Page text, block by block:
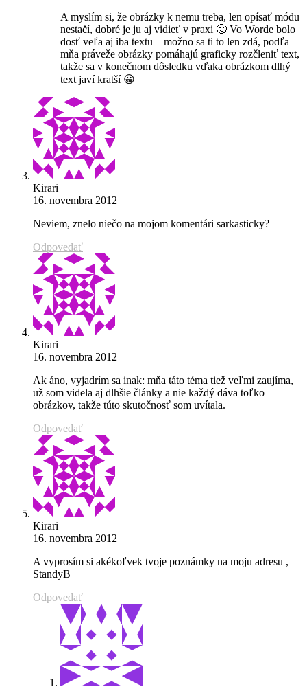
A myslím si, že obrázky k nemu treba, len opísať módu
nestačí, dobré je ju aj vidieť v praxi 🙂 Vo Worde bolo
dosť veľa aj iba textu – možno sa ti to len zdá, podľa
mňa práveže obrázky pomáhajú graficky rozčleniť text,
takže sa v konečnom dôsledku vďaka obrázkom dlhý
text javí kratší 😀
Kirari
16. novembra 2012
Neviem, znelo niečo na mojom komentári sarkasticky?
Odpovedať
Kirari
16. novembra 2012
Ak áno, vyjadrím sa inak: mňa táto téma tiež veľmi zaujíma,
už som videla aj dlhšie články a nie každý dáva toľko
obrázkov, takže túto skutočnosť som uvítala.
Odpovedať
Kirari
16. novembra 2012
A vyprosím si akékoľvek tvoje poznámky na moju adresu ,
StandyB
Odpovedať